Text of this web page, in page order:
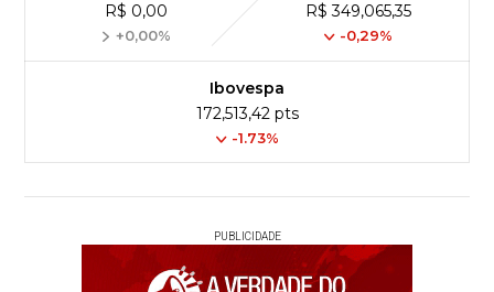
R$ 0,00
+0,00%
R$ 349,065,35
-0,29%
Ibovespa
172,513,42 pts
-1.73%
PUBLICIDADE